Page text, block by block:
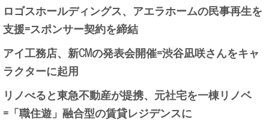
ロゴスホールディングス、アエラホームの民事再生を
支援=スポンサー契約を締結
アイ工務店、新CMの発表会開催=渋谷凪咲さんをキャ
ラクターに起用
リノべると東急不動産が提携、元社宅を一棟リノベ
=「職住遊」融合型の賃貸レジデンスに